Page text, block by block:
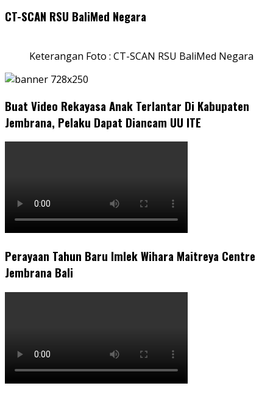
CT-SCAN RSU BaliMed Negara
Keterangan Foto : CT-SCAN RSU BaliMed Negara
Buat Video Rekayasa Anak Terlantar Di Kabupaten
Jembrana, Pelaku Dapat Diancam UU ITE
Perayaan Tahun Baru Imlek Wihara Maitreya Centre
Jembrana Bali